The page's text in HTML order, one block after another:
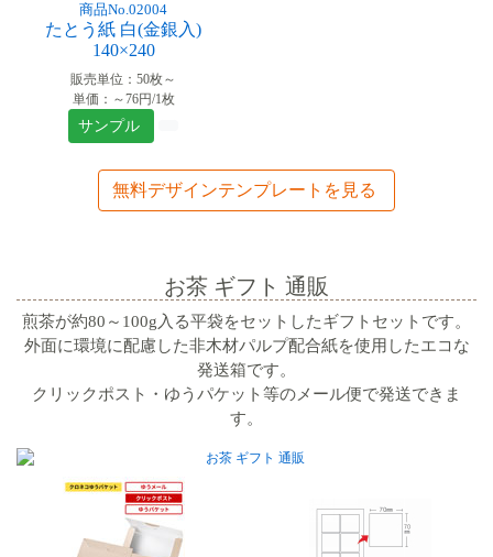
商品No.02004
たとう紙 白(金銀入)
140×240
販売単位：50枚～
単価：～76円/1枚
サンプル
無料デザインテンプレートを見る
お茶 ギフト 通販
煎茶が約80～100g入る平袋をセットしたギフトセットです。
外面に環境に配慮した非木材パルプ配合紙を使用したエコな
発送箱です。
クリックポスト・ゆうパケット等のメール便で発送できま
す。